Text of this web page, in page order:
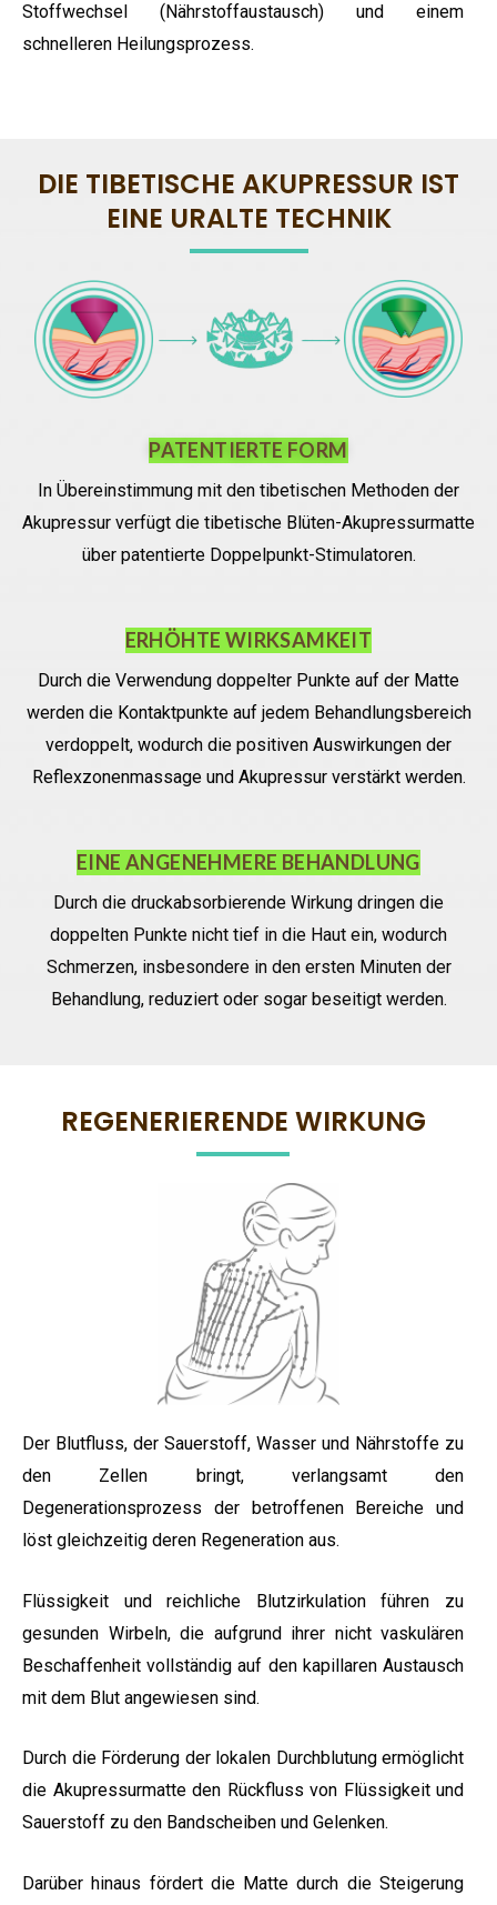
Stoffwechsel (Nährstoffaustausch) und einem
schnelleren Heilungsprozess.
DIE TIBETISCHE AKUPRESSUR IST
EINE URALTE TECHNIK
PATENTIERTE FORM
In Übereinstimmung mit den tibetischen Methoden der
Akupressur verfügt die tibetische Blüten-Akupressurmatte
über patentierte Doppelpunkt-Stimulatoren.
ERHÖHTE WIRKSAMKEIT
Durch die Verwendung doppelter Punkte auf der Matte
werden die Kontaktpunkte auf jedem Behandlungsbereich
verdoppelt, wodurch die positiven Auswirkungen der
Reflexzonenmassage und Akupressur verstärkt werden.
EINE ANGENEHMERE BEHANDLUNG
Durch die druckabsorbierende Wirkung dringen die
doppelten Punkte nicht tief in die Haut ein, wodurch
Schmerzen, insbesondere in den ersten Minuten der
Behandlung, reduziert oder sogar beseitigt werden.
REGENERIERENDE WIRKUNG
Der Blutfluss, der Sauerstoff, Wasser und Nährstoffe zu
den Zellen bringt, verlangsamt den
Degenerationsprozess der betroffenen Bereiche und
löst gleichzeitig deren Regeneration aus.
Flüssigkeit und reichliche Blutzirkulation führen zu
gesunden Wirbeln, die aufgrund ihrer nicht vaskulären
Beschaffenheit vollständig auf den kapillaren Austausch
mit dem Blut angewiesen sind.
Durch die Förderung der lokalen Durchblutung ermöglicht
die Akupressurmatte den Rückfluss von Flüssigkeit und
Sauerstoff zu den Bandscheiben und Gelenken.
Darüber hinaus fördert die Matte durch die Steigerung